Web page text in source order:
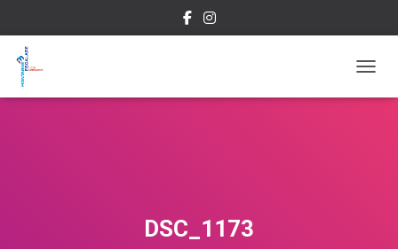
DSC_1173